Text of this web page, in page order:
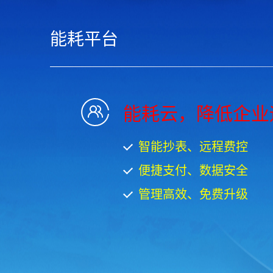
能耗平台
能耗云，降低企
智能抄表、远程费控
便捷支付、数据安全
管理高效、免费升级